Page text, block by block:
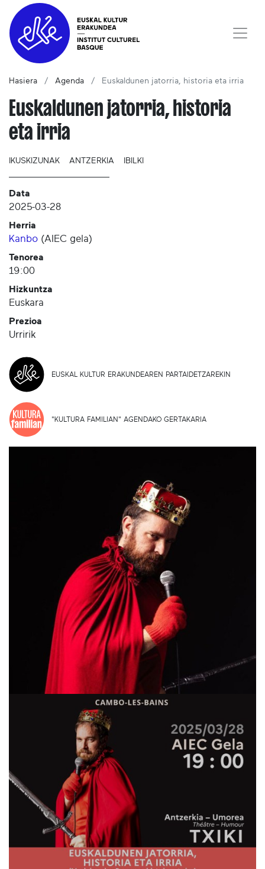
Hasiera Agenda Euskaldunen jatorria, historia eta irria
Euskaldunen jatorria, historia
eta irria
IKUSKIZUNAK ANTZERKIA IBILKI
Data
2025-03-28
Herria
Kanbo (AIEC gela)
Tenorea
19:00
Hizkuntza
Euskara
Prezioa
Urririk
EUSKAL KULTUR ERAKUNDEAREN PARTAIDETZAREKIN
"KULTURA FAMILIAN" AGENDAKO GERTAKARIA